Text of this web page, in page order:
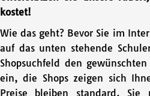
kostet!
Wie das geht? Bevor Sie im
auf das unten stehende
Shopsuchfeld den
ein, die Shops zeigen sich
Preise bleiben standard.